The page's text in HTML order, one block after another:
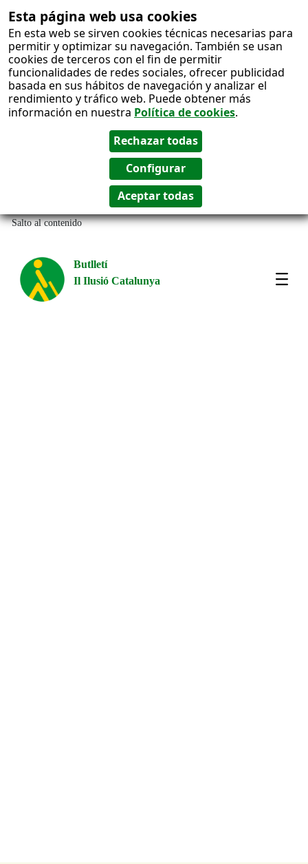
Esta página web usa cookies
En esta web se sirven cookies técnicas necesarias para
permitir y optimizar su navegación. También se usan
cookies de terceros con el fin de permitir
funcionalidades de redes sociales, ofrecer publicidad
basada en sus hábitos de navegación y analizar el
rendimiento y tráfico web. Puede obtener más
información en nuestra Política de cookies.
Salto al contenido
Butlletí
Il Ilusió Catalunya